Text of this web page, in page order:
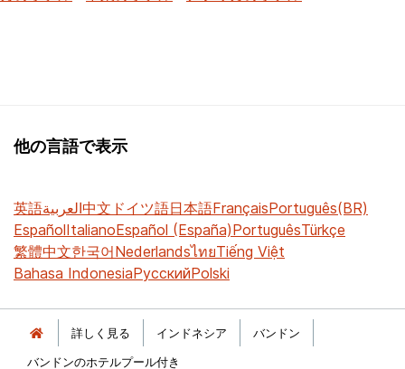
他の言語で表示
英語العربية中文 ドイツ語日本語FrançaisPortuguês(BR)
EspañolItalianoEspañol (España)PortuguêsTürkçe
繁體中文한국어NederlandsไทยTiếng Việt
Bahasa IndonesiaРусскийPolski
詳しく見る インドネシア
バンドン
バンドンのホテルプール付き